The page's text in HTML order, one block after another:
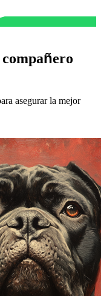
ñero
asegurar la mejor